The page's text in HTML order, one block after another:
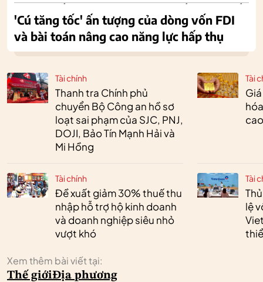
Tài chính
Thanh tra Chính phủ
chuyển Bộ Công an hồ sơ
loạt sai phạm của SJC, PNJ,
DOJI, Bảo Tín Mạnh Hải và
Mi Hồng
Tài chính
Đề xuất giảm 30% thuế thu
nhập hỗ trợ hộ kinh doanh
và doanh nghiệp siêu nhỏ
vượt khó
Tài
Tài
lệ
Xem thêm bài viết tại:
Thế giớiĐịa phương
'Cú tăng tốc' ấn tượng của dòng vốn FDI
và bài toán nâng cao năng lực hấp thụ